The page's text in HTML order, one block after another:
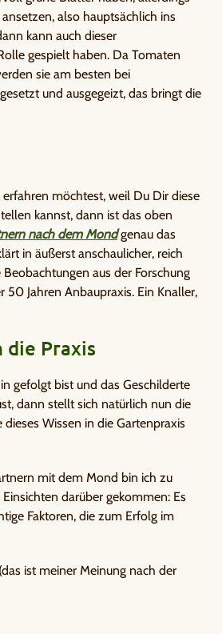
also hauptsächlich ins
kann auch dieser
gespielt haben. Da Tomaten
sie am besten bei
und ausgegeizt, das bringt die
möchtest, weil Du Dir diese
kannst, dann ist das oben
nach dem Mondgenau das
in äußerst anschaulicher, reich
aus der Forschung
50 Jahren Anbaupraxis. Ein Knaller,
die Praxis
gefolgt bist und das Geschilderte
dann stellt sich natürlich nun die
dieses Wissen in die Gartenpraxis
mit dem Mond bin ich zu
darüber gekommen: Es
Faktoren, die zum Erfolg im
ist meiner Meinung nach der